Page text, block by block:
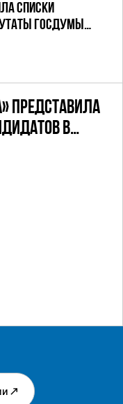
СПИСКИ
ГОСДУМЫ
ПРЕДСТАВИЛА
В